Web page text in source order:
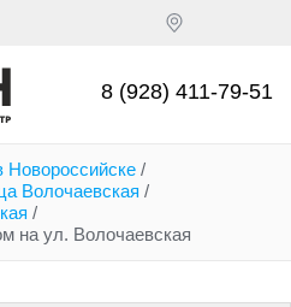
8 (928) 411-79-51
Новороссийске /
Волочаевская /
/
на ул. Волочаевская